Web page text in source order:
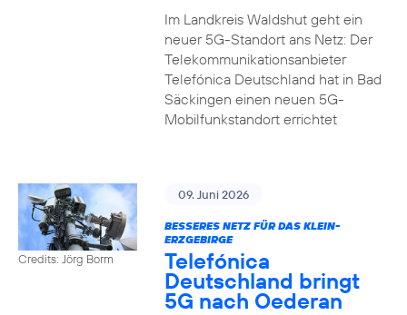
Im Landkreis Waldshut geht ein
neuer 5G-Standort ans Netz: Der
Telekommunikationsanbieter
Telefónica Deutschland hat in Bad
Säckingen einen neuen 5G-
Mobilfunkstandort errichtet
Credits: Jörg Borm
09. Juni 2026
BESSERES NETZ FÜR DAS KLEIN-
ERZGEBIRGE
Telefónica
Deutschland bringt
5G nach Oederan